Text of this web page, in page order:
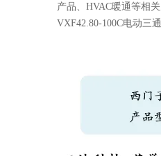
产品、HVAC暖通等相
VXF42.80-100C电动三